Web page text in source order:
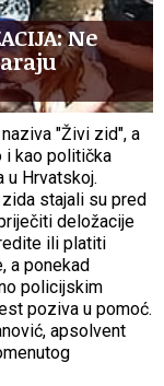
Ne
"Živi zid", a
i kao politička
u Hrvatskoj.
stajali su pred
deložacije
ili platiti
a ponekad
policijskim
poziva u pomoć.
apsolvent